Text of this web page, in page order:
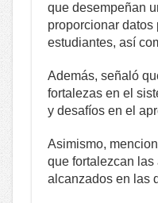
que desempeñan
proporcionar
estudiantes, así
Además, señaló
fortalezas en el
y desafíos en el
Asimismo,
que fortalezcan
alcanzados en las